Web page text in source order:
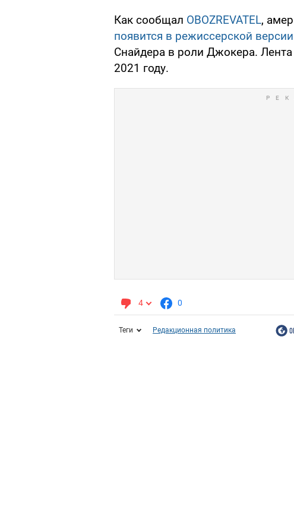
Как сообщал OBOZREVATEL,
появится в режиссерской
Снайдера в роли Джокера.
2021 году.
4 0
Теги Редакционная политика